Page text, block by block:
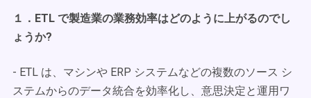
１．ETL で製造業の業務効率はどのように上がるのでし
ょうか?
- ETL は、マシンや ERP システムなどの複数のソース シ
ステムからのデータ統合を効率化し、意思決定と運用ワ